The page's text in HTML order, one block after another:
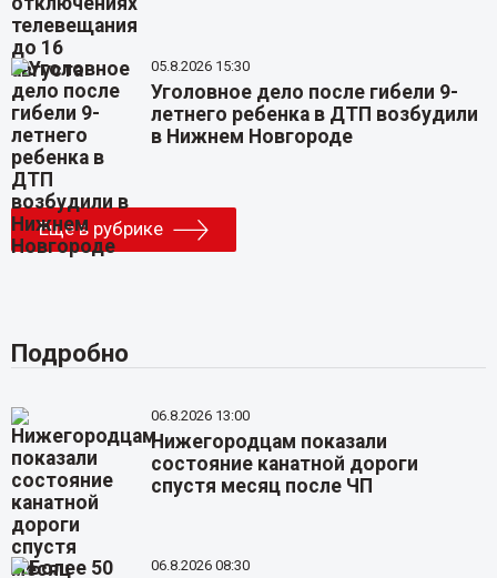
05.8.2026 15:30
Уголовное дело после гибели 9-
летнего ребенка в ДТП возбудили
в Нижнем Новгороде
Еще в рубрике
Подробно
06.8.2026 13:00
Нижегородцам показали
состояние канатной дороги
спустя месяц после ЧП
06.8.2026 08:30